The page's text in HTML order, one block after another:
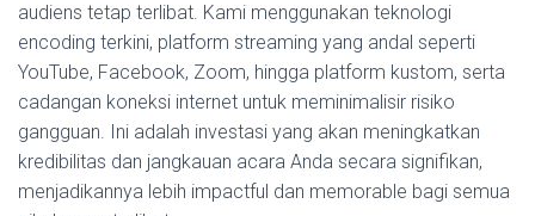
audiens tetap terlibat. Kami menggunakan teknologi
encoding terkini, platform streaming yang andal seperti
YouTube, Facebook, Zoom, hingga platform kustom, serta
cadangan koneksi internet untuk meminimalisir risiko
gangguan. Ini adalah investasi yang akan meningkatkan
kredibilitas dan jangkauan acara Anda secara signifikan,
menjadikannya lebih impactful dan memorable bagi semua